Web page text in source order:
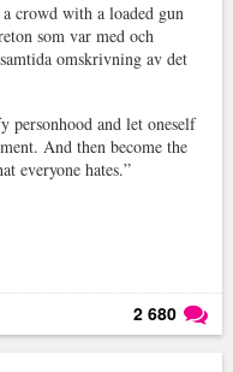
crowd with a loaded gun
som var med och
omskrivning av det
personhood and let oneself
And then become the
everyone hates.”
2 680